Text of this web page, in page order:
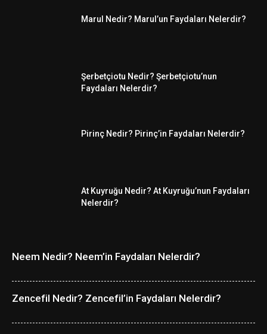
Marul Nedir? Marul’un Faydaları Nelerdir?
Şerbetçiotu Nedir? Şerbetçiotu’nun
Faydaları Nelerdir?
Pirinç Nedir? Pirinç’in Faydaları Nelerdir?
At Kuyruğu Nedir? At Kuyruğu’nun Faydaları
Nelerdir?
Neem Nedir? Neem’in Faydaları Nelerdir?
Zencefil Nedir? Zencefil’in Faydaları Nelerdir?